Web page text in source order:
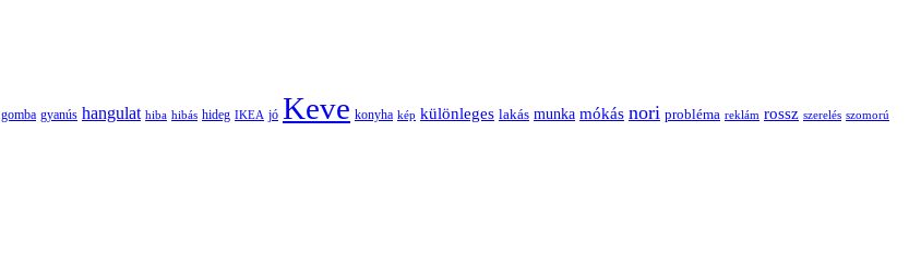
gomba gyanús hangulat hiba hibás hideg IKEA jó Keve konyha kép különleges lakás munka mókás nori probléma reklám rossz szerelés szomorú